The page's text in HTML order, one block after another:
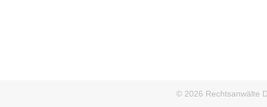
© 2026 Rechtsanwälte